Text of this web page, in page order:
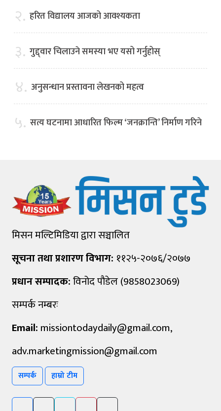
२. हरित विद्यालय आजको आवश्यकता
३. गुद्द्वार चिलाउने समस्या भए यसो गर्नुहोस्
४. अनुसन्धान प्रस्तावना लेखनको महत्व
५. सत्य घटनामा आधारित फिल्म ‘जनक्रान्ति’ निर्माण गरिने
मिसन मल्टिमिडिया द्वारा सञ्चालित
सूचना तथा प्रशारण विभाग: ११२५-२०७६/२०७७
प्रधान सम्पादक:विनोद पौडेल (9858023069)
सम्पर्क नम्बरः
Email: missiontodaydaily@gmail.com,
adv.marketingmission@gmail.com
सम्पर्क हाम्रो टीम